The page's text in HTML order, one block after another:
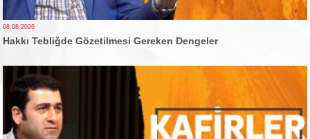
08.08.2026
Hakkı Tebliğde Gözetilmesi Gereken Dengeler